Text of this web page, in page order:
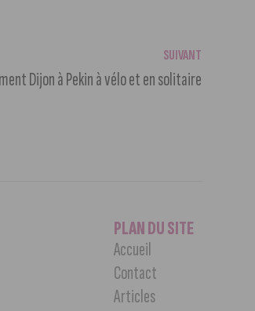
SUIVANT
Dijon à Pekin à vélo et en solitaire
PLAN DU SITE
Accueil
Contact
Articles